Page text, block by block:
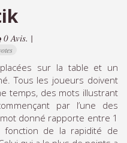
0 Avis. |
sur la table et un
Tous les joueurs doivent
temps, des mots illustrant
par l’une des
donné rapporte entre 1
de la rapidité de